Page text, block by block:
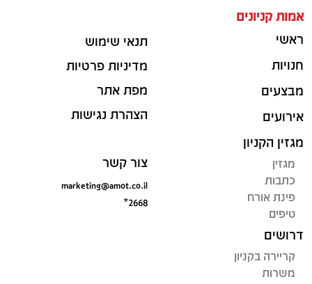
אמות קניונים
ראשי
חנויות
מבצעים
אירועים
מגזין הקניון
מגזין
כתבות
פינת אורח
טיפים
דרושים
קריירה בקניון
משרות
תנאי שימוש
מדיניות פרטיות
מפת אתר
הצהרת נגישות
צור קשר
marketing@amot.co.il
*2668